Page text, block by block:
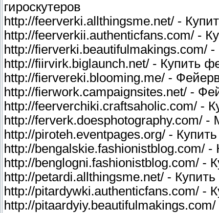
гироскутеров
http://feerverki.allthingsme.net/ -
http://feerverkii.authenticfans.com/ -
http://fierverki.beautifulmakings.com/
http://fiirvirk.biglaunch.net/ - Купить
http://fiervereki.blooming.me/ -
http://fierwork.campaignsites.net/ -
http://feerverchiki.craftsaholic.com/ -
http://ferverk.doesphotography.com/ -
http://piroteh.eventpages.org/ -
http://bengalskie.fashionistblog.com/
http://benglogni.fashionistblog.com/ -
http://petardi.allthingsme.net/ -
http://pitardywki.authenticfans.com/ -
http://